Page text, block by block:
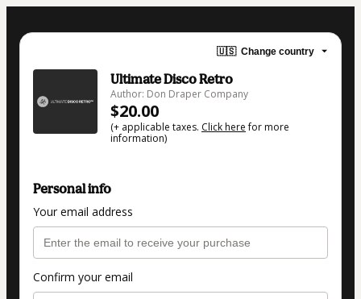
🇺🇸 Change country
Ultimate Disco Retro
Author: Don Draper Company
$20.00
(+ applicable taxes. Click herefor more
information)
Personal info
Your email address
Confirm your email